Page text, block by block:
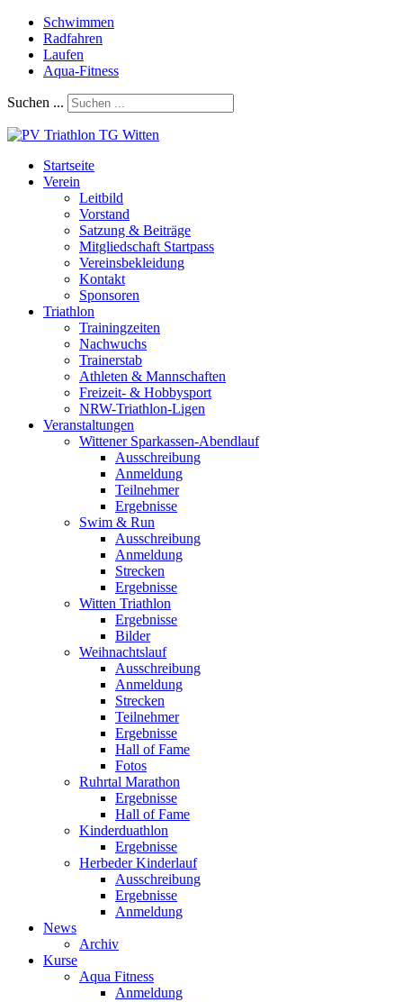
Schwimmen
Radfahren
Laufen
Aqua-Fitness
Suchen ...
Startseite
Verein
Leitbild
Vorstand
Satzung & Beiträge
Mitgliedschaft Startpass
Vereinsbekleidung
Kontakt
Sponsoren
Triathlon
Trainingzeiten
Nachwuchs
Trainerstab
Athleten & Mannschaften
Freizeit- & Hobbysport
NRW-Triathlon-Ligen
Veranstaltungen
Wittener Sparkassen-Abendlauf
Ausschreibung
Anmeldung
Teilnehmer
Ergebnisse
Swim & Run
Ausschreibung
Anmeldung
Strecken
Ergebnisse
Witten Triathlon
Ergebnisse
Bilder
Weihnachtslauf
Ausschreibung
Anmeldung
Strecken
Teilnehmer
Ergebnisse
Hall of Fame
Fotos
Ruhrtal Marathon
Ergebnisse
Hall of Fame
Kinderduathlon
Ergebnisse
Herbeder Kinderlauf
Ausschreibung
Ergebnisse
Anmeldung
News
Archiv
Kurse
Aqua Fitness
Anmeldung